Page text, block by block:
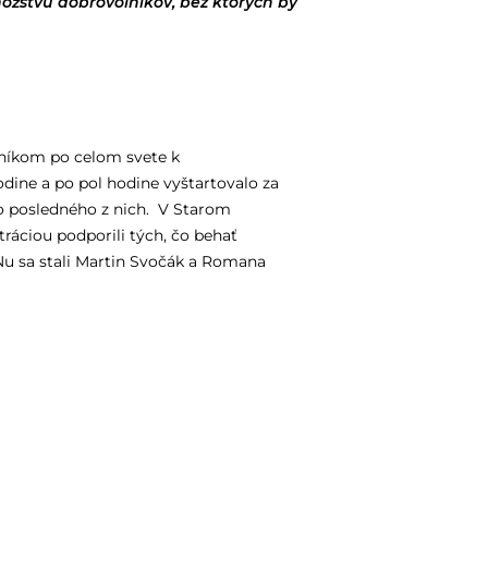
po celom svete k
a po pol hodine vyštartovalo za
z nich. V Starom
podporili tých, čo behať
sa stali Martin Svočák a Romana